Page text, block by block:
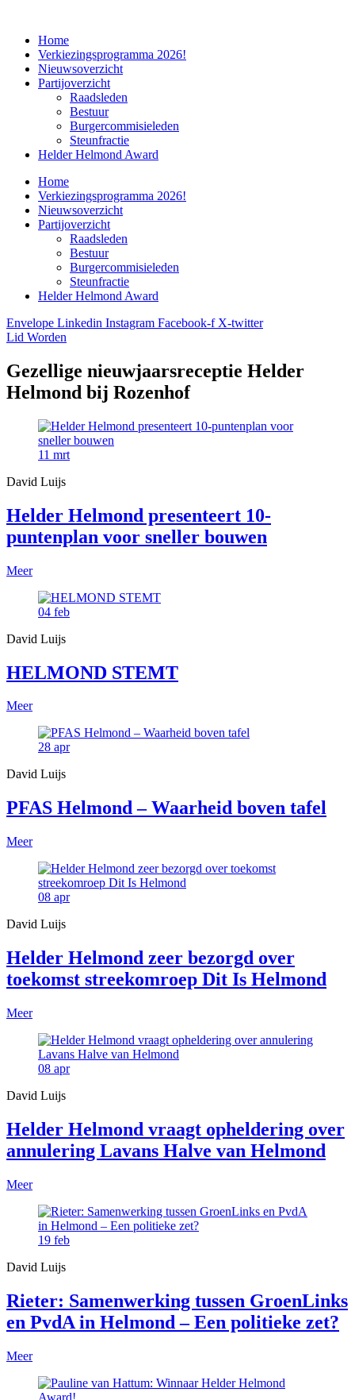
Home
Verkiezingsprogramma 2026!
Nieuwsoverzicht
Partijoverzicht
Raadsleden
Bestuur
Burgercommisieleden
Steunfractie
Helder Helmond Award
Home
Verkiezingsprogramma 2026!
Nieuwsoverzicht
Partijoverzicht
Raadsleden
Bestuur
Burgercommisieleden
Steunfractie
Helder Helmond Award
Envelope Linkedin Instagram Facebook-f X-twitter
Lid Worden
Gezellige nieuwjaarsreceptie Helder
Helmond bij Rozenhof
11 mrt
David Luijs
Helder Helmond presenteert 10-
puntenplan voor sneller bouwen
Meer
04 feb
David Luijs
HELMOND STEMT
Meer
28 apr
David Luijs
PFAS Helmond – Waarheid boven tafel
Meer
08 apr
David Luijs
Helder Helmond zeer bezorgd over
toekomst streekomroep Dit Is Helmond
Meer
08 apr
David Luijs
Helder Helmond vraagt opheldering over
annulering Lavans Halve van Helmond
Meer
19 feb
David Luijs
Rieter: Samenwerking tussen GroenLinks
en PvdA in Helmond – Een politieke zet?
Meer